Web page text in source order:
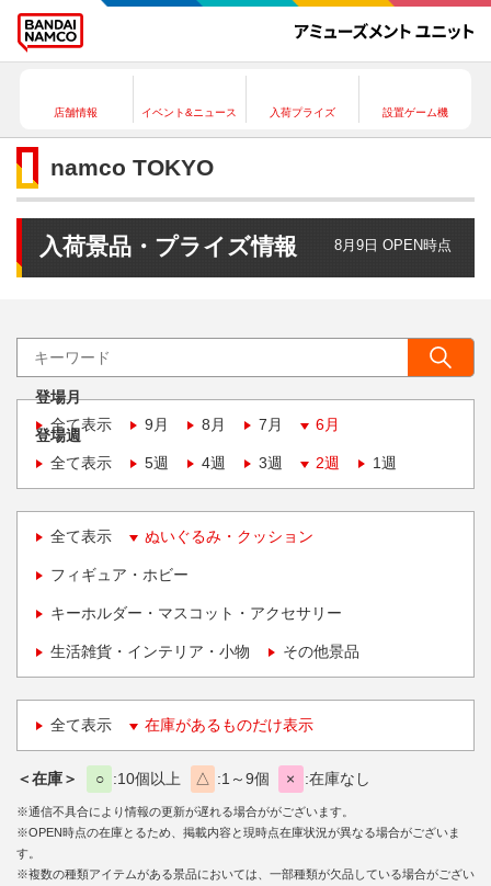
店舗情報 イベント&ニュース 入荷プライズ 設置ゲーム機
namco TOKYO
入荷景品・プライズ情報 8月9日 OPEN時点
登場月
全て表示
9月 8月 7月 6月
登場週
全て表示
5週 4週 3週 2週 1週
全て表示 ぬいぐるみ・クッション
フィギュア・ホビー
キーホルダー・マスコット・アクセサリー
生活雑貨・インテリア・小物 その他景品
全て表示 在庫があるものだけ表示
＜在庫＞ ○ 10個以上 △ 1～9個 × 在庫なし
※通信不具合により情報の更新が遅れる場合ががございます。
※OPEN時点の在庫とるため、掲載内容と現時点在庫状況が異なる場合がございま
す。
※複数の種類アイテムがある景品においては、一部種類が欠品している場合がござい